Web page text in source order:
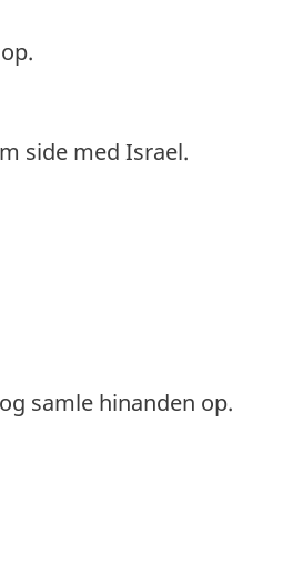
side med Israel.
samle hinanden op.